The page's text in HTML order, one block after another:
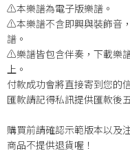
⚠️本樂譜為電子版樂譜。
⚠️本樂譜不含即興與裝飾音
譜。
⚠️樂譜皆包含伴奏，下載樂
上。
付款成功會將直接寄到您的
匯款請記得私訊提供匯款後
購買前請確認示範版本以及
商品不提供退貨喔！